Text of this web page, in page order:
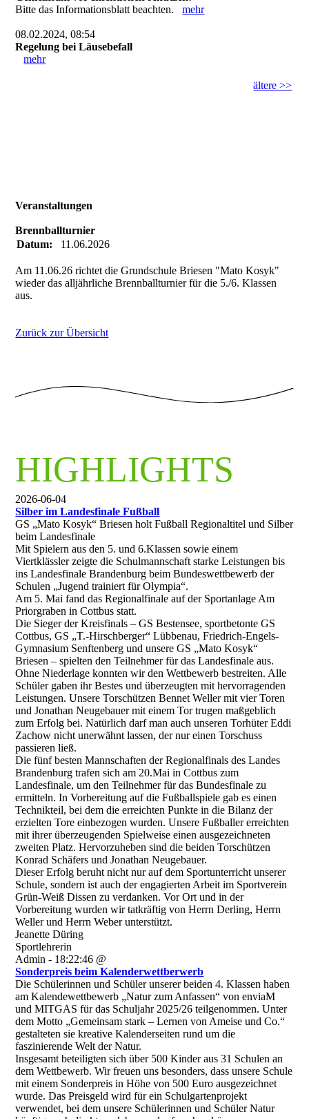
Bitte das Informationsblatt beachten.mehr
08.02.2024, 08:54
Regelung bei Läusebefall
mehr
ältere >>
Veranstaltungen
Brennballturnier
Datum:
11.06.2026
Am 11.06.26 richtet die Grundschule Briesen "Mato Kosyk"
wieder das alljährliche Brennballturnier für die 5./6. Klassen
aus.
Zurück zur Übersicht
HIGHLIGHTS
2026-06-04
Silber im Landesfinale Fußball
GS „Mato Kosyk“ Briesen holt Fußball Regionaltitel und Silber
beim Landesfinale
Mit Spielern aus den 5. und 6.Klassen sowie einem
Viertklässler zeigte die Schulmannschaft starke Leistungen bis
ins Landesfinale Brandenburg beim Bundeswettbewerb der
Schulen „Jugend trainiert für Olympia“.
Am 5. Mai fand das Regionalfinale auf der Sportanlage Am
Priorgraben in Cottbus statt.
Die Sieger der Kreisfinals – GS Bestensee, sportbetonte GS
Cottbus, GS „T.-Hirschberger“ Lübbenau, Friedrich-Engels-
Gymnasium Senftenberg und unsere GS „Mato Kosyk“
Briesen – spielten den Teilnehmer für das Landesfinale aus.
Ohne Niederlage konnten wir den Wettbewerb bestreiten. Alle
Schüler gaben ihr Bestes und überzeugten mit hervorragenden
Leistungen. Unsere Torschützen Bennet Weller mit vier Toren
und Jonathan Neugebauer mit einem Tor trugen maßgeblich
zum Erfolg bei. Natürlich darf man auch unseren Torhüter Eddi
Zachow nicht unerwähnt lassen, der nur einen Torschuss
passieren ließ.
Die fünf besten Mannschaften der Regionalfinals des Landes
Brandenburg trafen sich am 20.Mai in Cottbus zum
Landesfinale, um den Teilnehmer für das Bundesfinale zu
ermitteln. In Vorbereitung auf die Fußballspiele gab es einen
Technikteil, bei dem die erreichten Punkte in die Bilanz der
erzielten Tore einbezogen wurden. Unsere Fußballer erreichten
mit ihrer überzeugenden Spielweise einen ausgezeichneten
zweiten Platz. Hervorzuheben sind die beiden Torschützen
Konrad Schäfers und Jonathan Neugebauer.
Dieser Erfolg beruht nicht nur auf dem Sportunterricht unserer
Schule, sondern ist auch der engagierten Arbeit im Sportverein
Grün-Weiß Dissen zu verdanken. Vor Ort und in der
Vorbereitung wurden wir tatkräftig von Herrn Derling, Herrn
Weller und Herrn Weber unterstützt.
Jeanette Düring
Sportlehrerin
Admin - 18:22:46 @
Sonderpreis beim Kalenderwettberwerb
Die Schülerinnen und Schüler unserer beiden 4. Klassen haben
am Kalendewettbewerb „Natur zum Anfassen“ von enviaM
und MITGAS für das Schuljahr 2025/26 teilgenommen. Unter
dem Motto „Gemeinsam stark – Lernen von Ameise und Co.“
gestalteten sie kreative Kalenderseiten rund um die
faszinierende Welt der Natur.
Insgesamt beteiligten sich über 500 Kinder aus 31 Schulen an
dem Wettbewerb. Wir freuen uns besonders, dass unsere Schule
mit einem Sonderpreis in Höhe von 500 Euro ausgezeichnet
wurde. Das Preisgeld wird für ein Schulgartenprojekt
verwendet, bei dem unsere Schülerinnen und Schüler Natur